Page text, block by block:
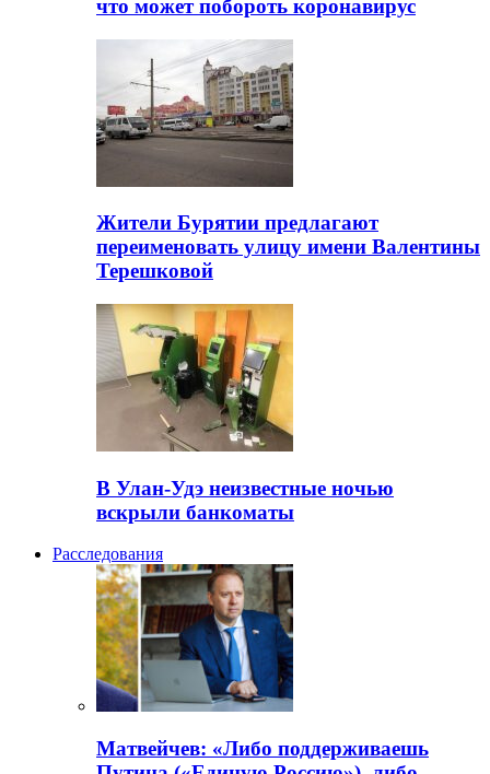
что может побороть коронавирус
Жители Бурятии предлагают
переименовать улицу имени Валентины
Терешковой
В Улан-Удэ неизвестные ночью
вскрыли банкоматы
Расследования
Матвейчев: «Либо поддерживаешь